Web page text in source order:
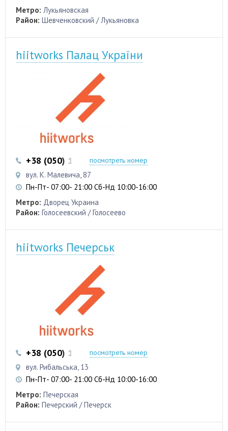
Метро: Лукьяновская
Район: Шевченковский / Лукьяновка
hiitworks Палац України
+38 (050) 103 22 22 +38 (050) 103 22 22
посмотреть номер
вул. К. Малевича, 87
Пн-Пт- 07:00- 21:00 Сб-Нд 10:00-16:00
Метро: Дворец Украина
Район: Голосеевский / Голосеево
hiitworks Печерськ
+38 (050) 103 22 22 +38 (050) 103 22 22
посмотреть номер
вул. Рибальська, 13
Пн-Пт- 07:00- 21:00 Сб-Нд 10:00-16:00
Метро: Печерская
Район: Печерский / Печерск